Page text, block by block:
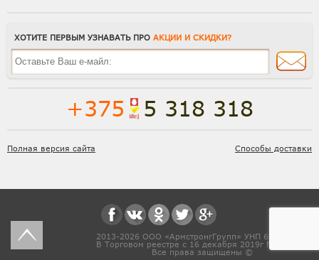
ХОТИТЕ ПЕРВЫМ УЗНАВАТЬ ПРО АКЦИИ И СКИДКИ?
+375 5 318 318
Полная версия сайта Способы доставки
2013-2026 ООО «АрмстронгГрупп» УНП 691831571
В Торговом реестре с 16 декабря 2019г № 468454
Все права защищены ©